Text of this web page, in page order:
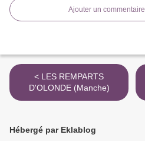
Ajouter un commentaire
< LES REMPARTS
D'OLONDE (Manche)
Hébergé par Eklablog